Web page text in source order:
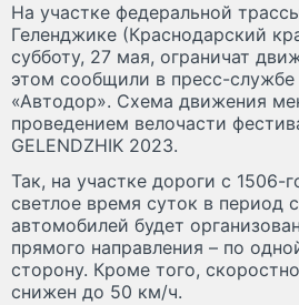
На участке федеральной
Геленджике (Краснодарский
субботу, 27 мая, ограничат
этом сообщили в пресс-службе
«Автодор». Схема движения
проведением велочасти
GELENDZHIK 2023.
Так, на участке дороги с 1506-
светлое время суток в период
автомобилей будет
прямого направления – по
сторону. Кроме того,
снижен до 50 км/ч.